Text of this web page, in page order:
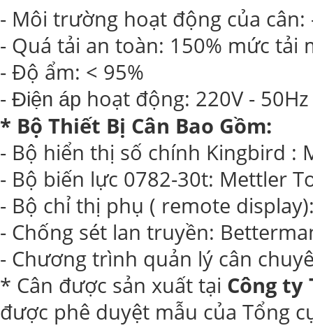
- Môi trường hoạt động của cân:
- Quá tải an toàn: 150% mức tải
- Độ ẩm: < 95%
- Điện áp hoạt động: 220V - 50Hz
* Bộ Thiết Bị Cân Bao Gồm:
- Bộ hiển thị số chính Kingbird :
- Bộ biến lực 0782-30t: Mettler
- Bộ chỉ thị phụ ( remote
- Chống sét lan truyền:
- Chương trình quản lý cân
* Cân được sản xuất tại Công ty
được phê duyệt mẫu của Tổng